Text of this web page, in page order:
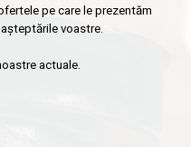
pe care le prezentăm
voastre.
actuale.